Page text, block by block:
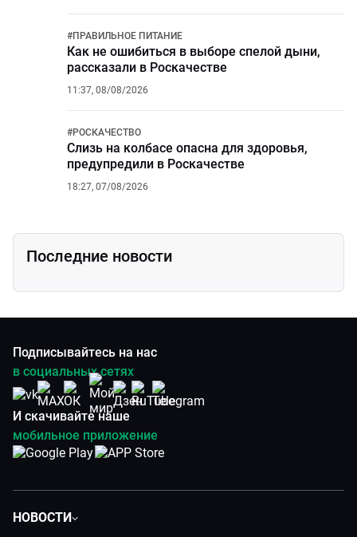
#ПРАВИЛЬНОЕ ПИТАНИЕ
Как не ошибиться в выборе спелой дыни,
рассказали в Роскачестве
11:37, 08/08/2026
#РОСКАЧЕСТВО
Слизь на колбасе опасна для здоровья,
предупредили в Роскачестве
18:27, 07/08/2026
Последние новости
Подписывайтесь на нас
в социальных сетях
И скачивайте наше
мобильное приложение
НОВОСТИ